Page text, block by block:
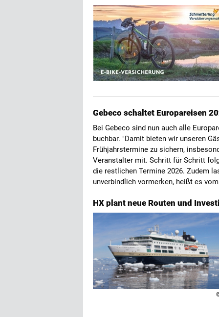
Gebeco schaltet Europareisen
Bei Gebeco sind nun auch alle
buchbar. "Damit bieten wir unseren
Frühjahrstermine zu sichern,
Veranstalter mit. Schritt für Schritt
die restlichen Termine 2026. Zudem
unverbindlich vormerken, heißt es
HX plant neue Routen und